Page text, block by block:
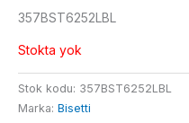
357BST6252LBL
Stokta yok
Stok kodu: 357BST6252LBL
Marka: Bisetti